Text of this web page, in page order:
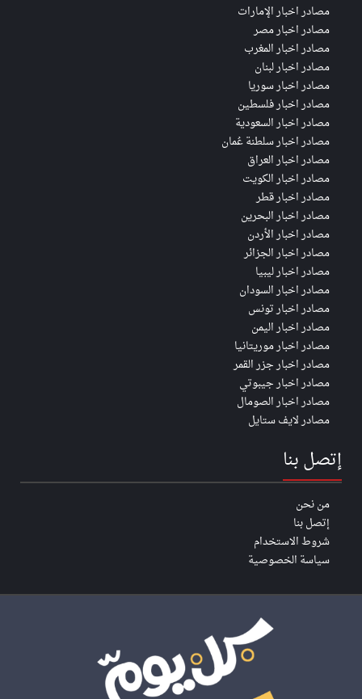
مصادر اخبار الإمارات
مصادر اخبار مصر
مصادر اخبار المغرب
مصادر اخبار لبنان
مصادر اخبار سوريا
مصادر اخبار فلسطين
مصادر اخبار السعودية
مصادر اخبار سلطنة عُمان
مصادر اخبار العراق
مصادر اخبار الكويت
مصادر اخبار قطر
مصادر اخبار البحرين
مصادر اخبار الأردن
مصادر اخبار الجزائر
مصادر اخبار ليبيا
مصادر اخبار السودان
مصادر اخبار تونس
مصادر اخبار اليمن
مصادر اخبار موريتانيا
مصادر اخبار جزر القمر
مصادر اخبار جيبوتي
مصادر اخبار الصومال
مصادر لايف ستايل
إتصل بنا
من نحن
إتصل بنا
شروط الاستخدام
سياسة الخصوصية